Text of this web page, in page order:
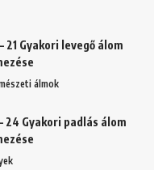
21 Gyakori levegő álom
álmok
24 Gyakori padlás álom